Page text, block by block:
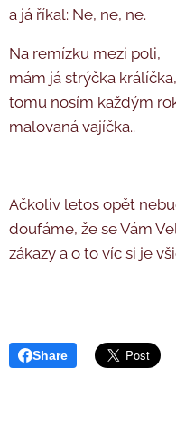
a já říkal: Ne, ne, ne.
Na remízku mezi poli,
mám já strýčka králíčka,
tomu nosím každým
malovaná vajíčka..
Ačkoliv letos opět
doufáme, že se Vám
zákazy a o to víc si je
Share